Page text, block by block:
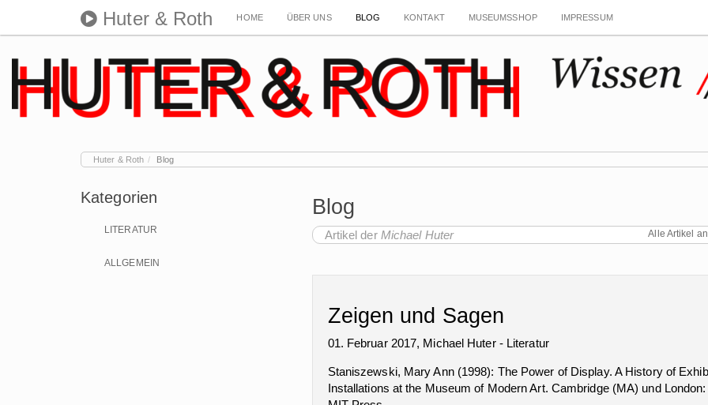
Huter & Roth HOME ÜBER UNS BLOG KONTAKT MUSEUMSSHOP IMPRESSUM
Huter & Roth Blog
Kategorien
LITERATUR
ALLGEMEIN
Blog
Artikel der Michael Huter Alle Artikel
Zeigen und Sagen
01. Februar 2017, Michael Huter- Literatur
Staniszewski, Mary Ann (1998): The Power of Display. A History of
Installations at the Museum of Modern Art. Cambridge (MA) und